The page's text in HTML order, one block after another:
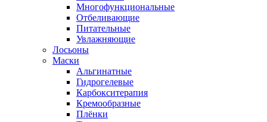
Многофункциональные
Отбеливающие
Питательные
Увлажняющие
Лосьоны
Маски
Альгинатные
Гидрогелевые
Карбокситерапия
Кремообразные
Плёнки